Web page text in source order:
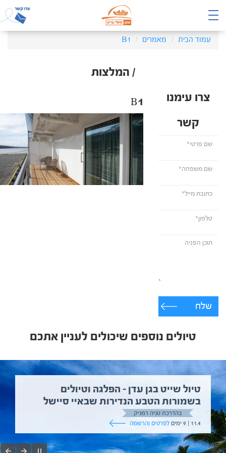
עמוד הבית מאמרים B1
/ המלצות
צרו עימנו
קשר
שלח
B1
טיולים נוספים שיכולים לעניין אתכם
טיול שייט בגן עדן – הפלגה וטיולים
בשמורות הטבע הנדירות שבאיי סיישל
בהדרכת טניה רמניק
11.4 | 9 ימים
לפרטים והרשמה